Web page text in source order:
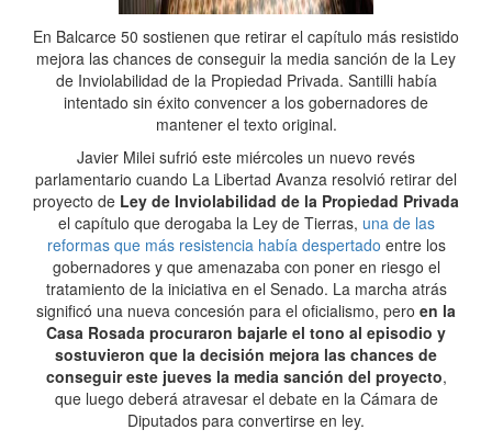
En Balcarce 50 sostienen que retirar el capítulo más resistido
mejora las chances de conseguir la media sanción de la Ley
de Inviolabilidad de la Propiedad Privada. Santilli había
intentado sin éxito convencer a los gobernadores de
mantener el texto original.
Javier Milei sufrió este miércoles un nuevo revés
parlamentario cuando La Libertad Avanza resolvió retirar del
proyecto de Ley de Inviolabilidad de la Propiedad Privada
el capítulo que derogaba la Ley de Tierras, una de las
reformas que más resistencia había despertado entre los
gobernadores y que amenazaba con poner en riesgo el
tratamiento de la iniciativa en el Senado. La marcha atrás
significó una nueva concesión para el oficialismo, pero en la
Casa Rosada procuraron bajarle el tono al episodio y
sostuvieron que la decisión mejora las chances de
conseguir este jueves la media sanción del proyecto,
que luego deberá atravesar el debate en la Cámara de
Diputados para convertirse en ley.